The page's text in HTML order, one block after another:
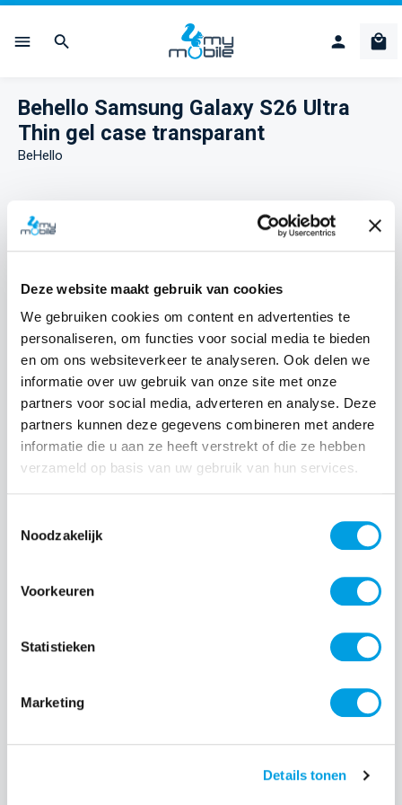
Deze website maakt gebruik van cookies
We gebruiken cookies om content en advertenties te
personaliseren, om functies voor social media te bieden
en om ons websiteverkeer te analyseren. Ook delen we
informatie over uw gebruik van onze site met onze
partners voor social media, adverteren en analyse. Deze
partners kunnen deze gegevens combineren met andere
informatie die u aan ze heeft verstrekt of die ze hebben
verzameld op basis van uw gebruik van hun services.
Noodzakelijk
Voorkeuren
Statistieken
Marketing
Details tonen
Behello Samsung Galaxy S26 Ultra
Thin gel case transparant
BeHello
Normale prijs:
€ 19,99
Prijzen incl. BTW en excl. verzendkosten
Producthoeveelheid: Voer de gewenste
Productnummer:
BeHello